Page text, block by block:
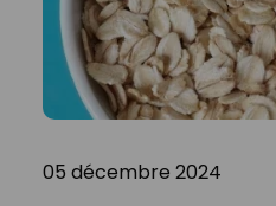
05 décembre 2024